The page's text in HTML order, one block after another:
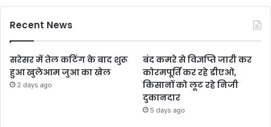
Recent News
सरेसर में तेल कटिंग के बाद शुरू
हुआ खुलेआम जुआ का खेल
2 days ago
बंद कमरे से विज्ञप्ति जारी कर
कोरमपूर्ति कर रहे डीएओ,
किसानों को लूट रहे निजी
दुकानदार
5 days ago